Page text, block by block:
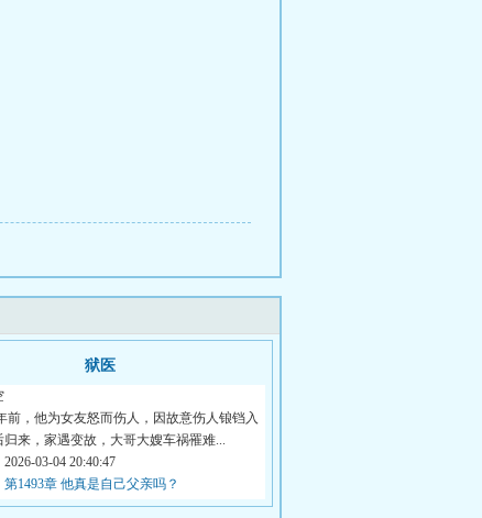
狱医
前，他为女友怒而伤人，因故意伤人锒铛入
归来，家遇变故，大哥大嫂车祸罹难...
03-04 20:40:47
第1493章 他真是自己父亲吗？